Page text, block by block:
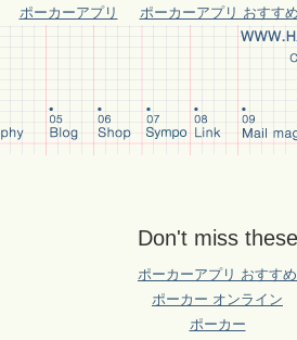
ポーカーアプリ ポーカーアプリ おすすめ
Don't miss these
ポーカーアプリ おすすめ
ポーカー オンライン
ポーカー